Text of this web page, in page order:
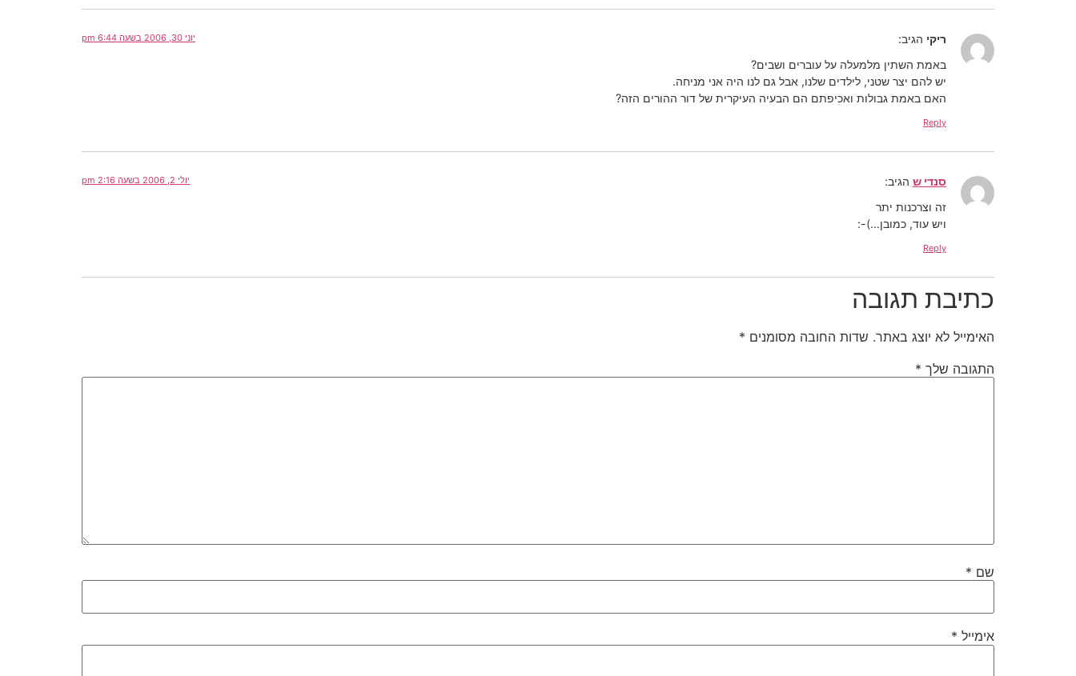
ריקי הגיב: יוני 30, 2006 בשעה 6:44 pm
באמת השתין מלמעלה על עוברים ושבים?
יש להם יצר שטני, לילדים שלנו, אבל גם לנו היה אני מניחה.
האם באמת גבולות ואכיפתם הם הבעיה העיקרית של דור ההורים הזה?
Reply
סנדי ש הגיב: יולי 2, 2006 בשעה 2:16 pm
זה וצרכנות יתר
ויש עוד, כמובן…)-:
Reply
כתיבת תגובה
האימייל לא יוצג באתר. שדות החובה מסומנים *
התגובה שלך *
שם *
אימייל *